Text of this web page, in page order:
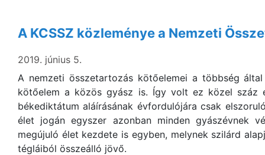
A KCSSZ közleménye a Nemzeti
2019. június 5.
A nemzeti összetartozás kötőelemei a többség
kötőelem a közös gyász is. Így volt ez közel száz
békediktátum aláírásának évfordulójára csak
élet jogán egyszer azonban minden gyászévnek
megújuló élet kezdete is egyben, melynek szilárd
tégláiból összeálló jövő.